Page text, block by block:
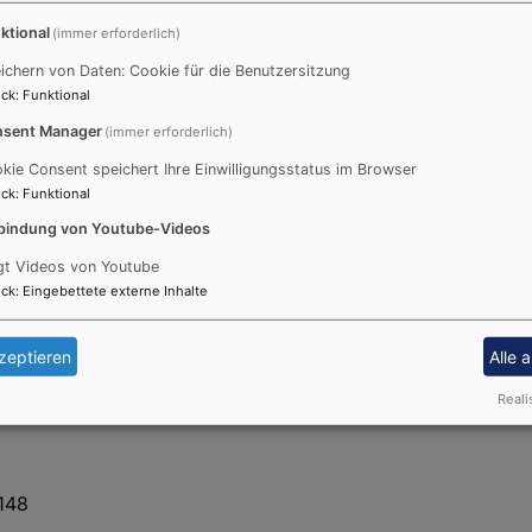
Prozess der Präventionsarbeit und
Präventionsmaßnahmen angesprochen werden. Sie
unterstützend mitwirken. Sie
sichere und respektvolle Gemeinschaft zu fördern.
ist
(immer erforderlich)
von Daten: Cookie für die Benutzersitzung
: Funktional
Manager (immer erforderlich)
Consent speichert Ihre Einwilligungsstatus im Browser
: Funktional
von Youtube-Videos
Videos von Youtube
: Eingebettete externe Inhalte
Alle